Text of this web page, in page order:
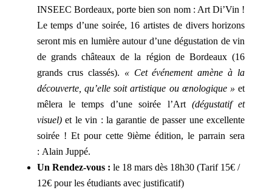
INSEEC Bordeaux, porte bien son nom : Art Di’Vin !
Le temps d’une soirée, 16 artistes de divers horizons
seront mis en lumière autour d’une dégustation de vin
de grands châteaux de la région de Bordeaux (16
grands crus classés). « Cet événement amène à la
découverte, qu’elle soit artistique ou œnologique » et
mêlera le temps d’une soirée l’Art (dégustatif et
visuel)et le vin : la garantie de passer une excellente
soirée ! Et pour cette 9ième édition, le parrain sera
: Alain Juppé.
Un Rendez-vous : le 18 mars dès 18h30 (Tarif 15€ /
12€ pour les étudiants avec justificatif)